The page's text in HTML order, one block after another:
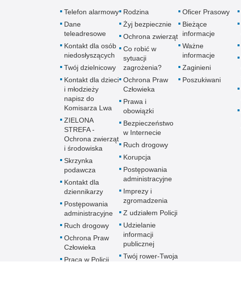
Telefon alarmowy
Dane
teleadresowe
Kontakt dla osób
niedosłyszących
Twój dzielnicowy
Kontakt dla dzieci
i młodzieży
napisz do
Komisarza Lwa
ZIELONA
STREFA -
Ochrona zwierząt
i środowiska
Skrzynka
podawcza
Kontakt dla
dziennikarzy
Postępowania
administracyjne
Ruch drogowy
Ochrona Praw
Człowieka
Praca w Policji
Rodzina
Żyj bezpiecznie
Ochrona zwierząt
Co robić w
sytuacji
zagrożenia?
Ochrona Praw
Człowieka
Prawa i
obowiązki
Bezpieczeństwo
w Internecie
Ruch drogowy
Korupcja
Postępowania
administracyjne
Imprezy i
zgromadzenia
Z udziałem Policji
Udzielanie
informacji
publicznej
Twój rower-Twoja
Oficer Prasowy
Bieżące
informacje
Ważne
informacje
Zaginieni
Poszukiwani